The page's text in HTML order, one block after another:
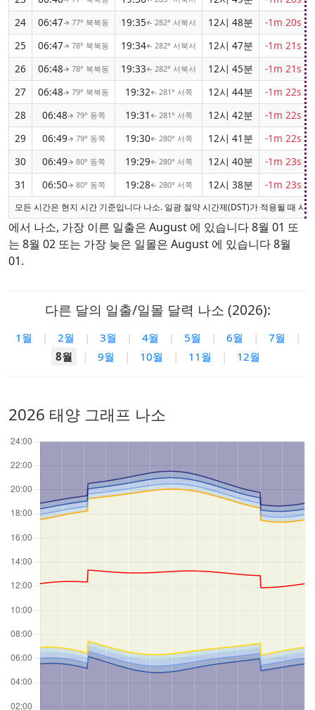
24
06:47↑ 77° 북북동 19:35↑ 282° 서북서 12시 48분 -1m 20s
25
06:47↑ 78° 북북동 19:34↑ 282° 서북서 12시 47분 -1m 21s
26
06:48↑ 78° 북북동 19:33↑ 282° 서북서 12시 45분 -1m 21s
27
06:48↑ 79° 북북동 19:32↑ 281° 서쪽 12시 44분 -1m 22s
28
06:48↑ 79° 동쪽 19:31 ↑ 281° 서쪽 12시 42분 -1m 22s
29
06:49↑ 79° 동쪽 19:30↑ 280° 서쪽 12시 41분 -1m 22s
30
06:49↑ 80° 동쪽 19:29↑ 280° 서쪽 12시 40분 -1m 23s
31
06:50↑ 80° 동쪽 19:28↑ 280° 서쪽 12시 38분 -1m 23s
모든 시간은 현지 시간 기준입니다 나소. 일광 절약 시간제(DST)가 적용될 때 시
에서 나소, 가장 이른 일출은 August 에 있습니다 8월 01 또
는 8월 02 또는 가장 늦은 일몰은 August 에 있습니다 8월
01.
다른 달의 일출/일몰 달력 나소 (2026):
1월 | 2월 | 3월 | 4월 | 5월 | 6월 | 7월
|
8월
| 9월 | 10월 | 11월 | 12월
2026 태양 그래프 나소